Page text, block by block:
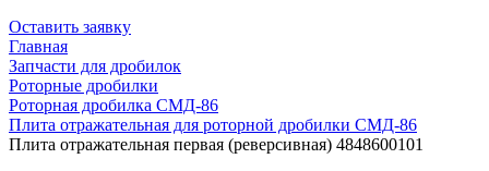
Оставить заявку
Главная
Запчасти для дробилок
Роторные дробилки
Роторная дробилка СМД-86
Плита отражательная для роторной дробилки СМД-86
Плита отражательная первая (реверсивная) 4848600101